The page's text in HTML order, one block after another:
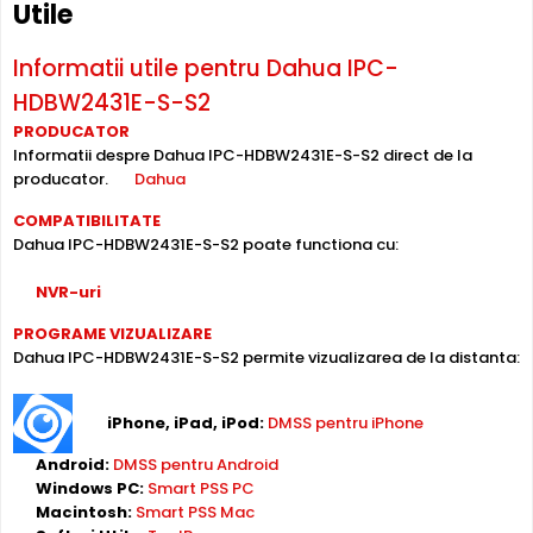
DAHUA IPC-HDBW2431E-S-S2
supraveghere video digitala IP, ce are o rezolutie maxima
de 4 Megapixeli, oferita de un senzor de imagine 1/3a€
4Megapixel progressive CMOS. Camera poate fi instalata
atat in interior, cat si in exterior(-40° ... 60° C), avand o
carcasa din metal, de tip "dome".
INFRAROSU pana la 30 metri
Poate oferi imagini pe timpul noptii sau in conditii de
iluminare scazuta, de la o distanta de pana la 30 metri,
infrarosu cu LED-uri IR.
Utile
Informatii utile pentru Dahua IPC-
HDBW2431E-S-S2
PRODUCATOR
Informatii despre Dahua IPC-HDBW2431E-S-S2 direct de la
producator.
Dahua
COMPATIBILITATE
Dahua IPC-HDBW2431E-S-S2 poate functiona cu:
NVR-uri
PROGRAME VIZUALIZARE
Dahua IPC-HDBW2431E-S-S2 permite vizualizarea de la distanta:
iPhone, iPad, iPod: DMSS pentru iPhone
Android: DMSS pentru Android
Windows PC: Smart PSS PC
Macintosh: Smart PSS Mac